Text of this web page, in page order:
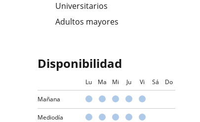
Universitarios
Adultos mayores
Disponibilidad
Lu Ma Mi Ju Vi Sá Do
Mañana
Mediodía